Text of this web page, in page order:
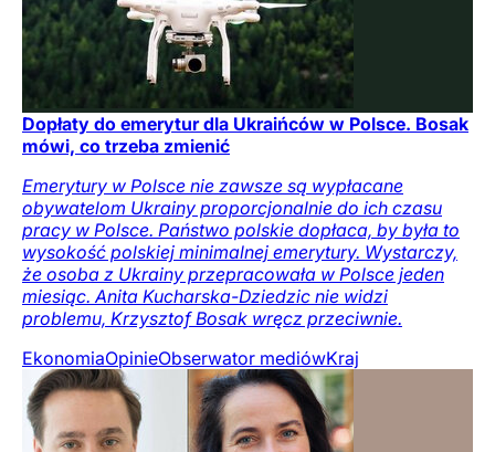
Dopłaty do emerytur dla Ukraińców w Polsce. Bosak
mówi, co trzeba zmienić
Emerytury w Polsce nie zawsze są wypłacane
obywatelom Ukrainy proporcjonalnie do ich czasu
pracy w Polsce. Państwo polskie dopłaca, by była to
wysokość polskiej minimalnej emerytury. Wystarczy,
że osoba z Ukrainy przepracowała w Polsce jeden
miesiąc. Anita Kucharska-Dziedzic nie widzi
problemu, Krzysztof Bosak wręcz przeciwnie.
EkonomiaOpinieObserwator mediówKraj